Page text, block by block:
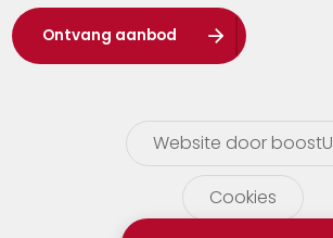
Wuustwezel
Zoersel
Ontvang aanbod
Website door boostU
Cookies